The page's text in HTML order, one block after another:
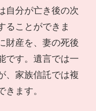
自分が亡き後の次
ることができま
財産を、妻の死後
です。遺言では一
、家族信託では複
ます。